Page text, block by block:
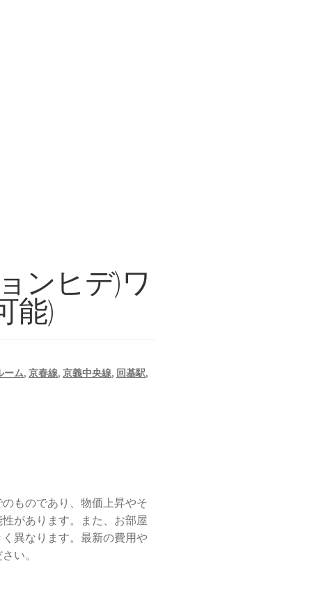
ンヒデ)ワ
能)
ーム, 京春線, 京義中央線, 回基駅,
ものであり、物価上昇やそ
があります。また、お部屋
異なります。最新の費用や
い。